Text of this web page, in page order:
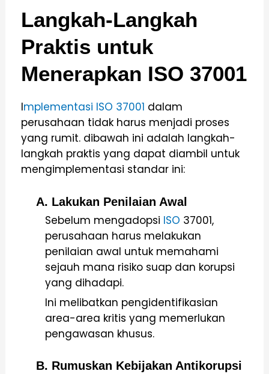
Langkah-Langkah
Praktis untuk
Menerapkan ISO 37001
Implementasi ISO 37001 dalam
perusahaan tidak harus menjadi proses
yang rumit. dibawah ini adalah langkah-
langkah praktis yang dapat diambil untuk
mengimplementasi standar ini:
A. Lakukan Penilaian Awal
Sebelum mengadopsi ISO 37001,
perusahaan harus melakukan
penilaian awal untuk memahami
sejauh mana risiko suap dan korupsi
yang dihadapi.
Ini melibatkan pengidentifikasian
area-area kritis yang memerlukan
pengawasan khusus.
B. Rumuskan Kebijakan Antikorupsi